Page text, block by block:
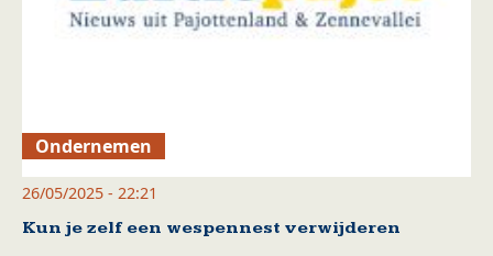
Ondernemen
26/05/2025 - 22:21
Kun je zelf een wespennest verwijderen